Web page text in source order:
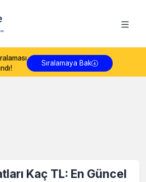
Sıralamaya Bak
Kaç TL: En Güncel